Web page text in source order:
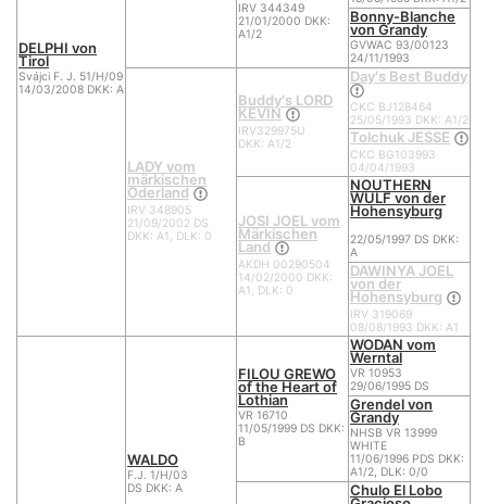
DELPHI von
Tirol
Svájci F. J. 51/H/09
14/03/2008 DKK: A
IRV 344349
21/01/2000 DKK:
A1/2
Bonny-Blanche
von Grandy
GVWAC 93/00123
24/11/1993
LADY vom
märkischen
Oderland
IRV 348905
21/09/2002 DS
DKK: A1, DLK: 0
Buddy's LORD
KEVIN
IRV329975U
DKK: A1/2
Day's Best Buddy
CKC BJ128464
25/05/1993 DKK: A1/2
Tolchuk JESSE
CKC BG103993
04/04/1993
JOSI JOEL vom
Märkischen
Land
AKDH 00290504
14/02/2000 DKK:
A1, DLK: 0
NOUTHERN
WULF von der
Hohensyburg
22/05/1997 DS DKK:
A
DAWINYA JOEL
von der
Hohensyburg
IRV 319069
08/08/1993 DKK: A1
WALDO
F.J. 1/H/03
DS DKK: A
FILOU GREWO
of the Heart of
Lothian
VR 16710
11/05/1999 DS DKK:
B
WODAN vom
Werntal
VR 10953
29/06/1995 DS
Grendel von
Grandy
NHSB VR 13999
WHITE
11/06/1996 PDS DKK:
A1/2, DLK: 0/0
Chulo El Lobo